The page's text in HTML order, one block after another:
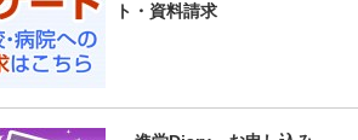
ト・資料請求